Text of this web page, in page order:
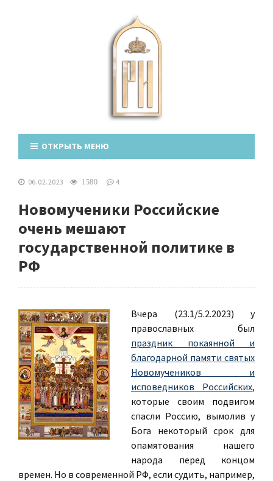
ОТКРЫТЬ МЕНЮ
06.02.2023 1580 4
Новомученики Российские
очень мешают
государственной политике в
РФ
Вчера (23.1/5.2.2023) у
православных был
праздник покаянной и
благодарной памяти святых
Новомучеников и
исповедников Российских,
которые своим подвигом
спасли Россию, вымолив у
Бога некоторый срок для
опамятования нашего
народа перед концом
времен. Но в современной РФ, если судить, например,